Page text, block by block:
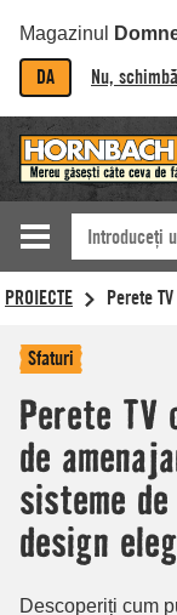
Magazinul
DA Nu,